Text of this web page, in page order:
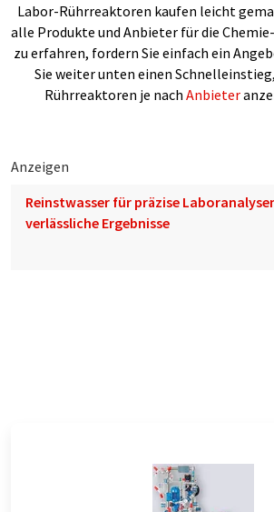
Labor-Rührreaktoren kaufen leicht
alle Produkte und Anbieter für die
zu erfahren, fordern Sie einfach ein
Sie weiter unten einen
Rührreaktoren je nach Anbieter
Anzeigen
Reinstwasser für präzise
verlässliche Ergebnisse